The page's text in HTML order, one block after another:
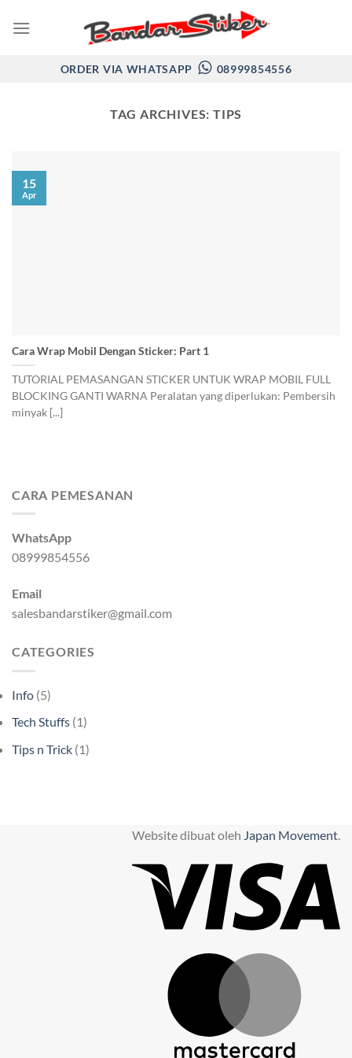
ORDER VIA WHATSAPP 08999854556
TAG ARCHIVES: TIPS
Cara Wrap Mobil Dengan Sticker: Part 1
TUTORIAL PEMASANGAN STICKER UNTUK WRAP MOBIL FULL
BLOCKING GANTI WARNA Peralatan yang diperlukan: Pembersih
minyak [...]
15
Apr
CARA PEMESANAN
WhatsApp
08999854556
Email
salesbandarstiker@gmail.com
CATEGORIES
Info (5)
Tech Stuffs (1)
Tips n Trick (1)
Website dibuat oleh Japan Movement